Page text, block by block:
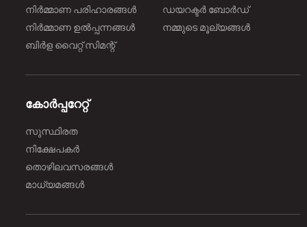
നിർമ്മാണ പരിഹാരങ്ങള്‍
നിർമ്മാണ ഉൽപ്പന്നങ്ങൾ
ബിർള വൈറ്റ് സിമന്റ്
ഡയറക്ടർ ബോർഡ്
നമ്മുടെ മൂല്യങ്ങൾ
കോർപ്പറേറ്റ്
സുസ്ഥിരത
നിക്ഷേപകർ
തൊഴിലവസരങ്ങൾ
മാധ്യമങ്ങൾ